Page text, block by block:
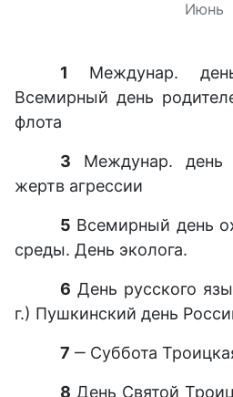
Июнь
1 Междунар.
Всемирный день
флота
3 Междунар. день
жертв агрессии
5 Всемирный день
среды. День эколога.
6 День русского
г.) Пушкинский день
7 ‒ Суббота
8 День Святой